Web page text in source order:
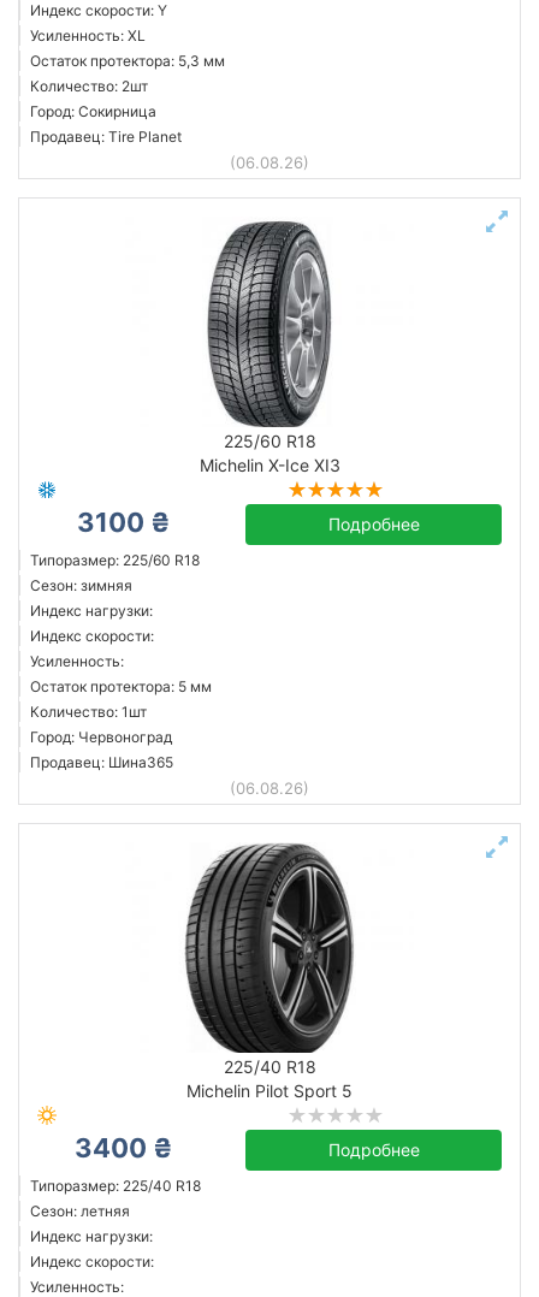
Индекс скорости: Y
Усиленность: XL
Остаток протектора: 5,3 мм
Количество: 2шт
Город: Сокирница
Продавец: Tire Planet
(06.08.26)
225/60 R18
Michelin X-Ice XI3
3100 ₴ Подробнее
Типоразмер: 225/60 R18
Сезон: зимняя
Индекс нагрузки:
Индекс скорости:
Усиленность:
Остаток протектора: 5 мм
Количество: 1шт
Город: Червоноград
Продавец: Шина365
(06.08.26)
225/40 R18
Michelin Pilot Sport 5
3400 ₴ Подробнее
Типоразмер: 225/40 R18
Сезон: летняя
Индекс нагрузки:
Индекс скорости:
Усиленность: